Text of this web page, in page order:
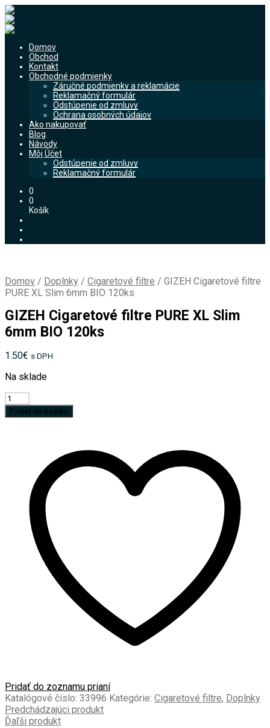
Domov
Obchod
Kontakt
Obchodné podmienky
Záručné podmienky a reklamácie
Reklamačný formulár
Odstúpenie od zmluvy
Ochrana osobných údajov
Ako nakupovať
Blog
Návody
Môj Účet
Odstúpenie od zmluvy
Reklamačný formulár
0
0
Košík
Domov / Doplnky / Cigaretové filtre / GIZEH Cigaretové filtre
PURE XL Slim 6mm BIO 120ks
GIZEH Cigaretové filtre PURE XL Slim
6mm BIO 120ks
1.50€ s DPH
Na sklade
množstvo
GIZEH
Cigaretové
120ks
Pridať do košíka
Pridať do zoznamu prianí
Katalógové číslo: 33996 Kategórie: Cigaretové filtre, Doplnky
Predchádzajúci produkt
Ďaľši produkt